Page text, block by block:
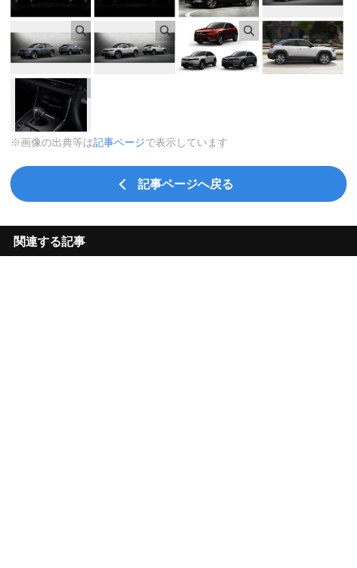
※画像の出典等は記事ページで表示しています
記事ページへ戻る
関連する記事